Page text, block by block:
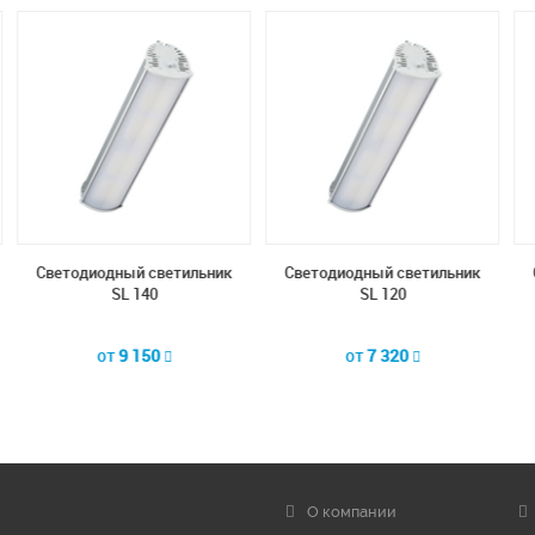
светильник
Светодиодный светильник
О компании